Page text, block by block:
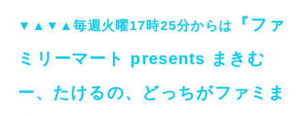
▼▲▼▲毎週火曜17時25分からは
『ファ
ミリーマート presents まきむ
ー、たけるの、どっちがファミま